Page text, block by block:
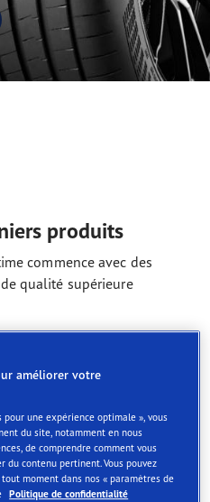
produits
commence avec des
qualité supérieure
le magasin le
améliorer votre
une expérience optimale », vous
du site, notamment en nous
de comprendre comment vous
contenu pertinent. Vous pouvez
moment dans nos « paramètres de
Politique de confidentialité